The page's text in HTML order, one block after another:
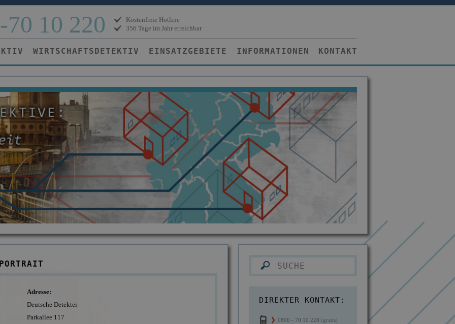
70 10 220
Kostenfreie Hotline
356 Tage im Jahr erreichbar
WIRTSCHAFTSDETEKTIV EINSATZGEBIETE INFORMATIONEN KONTAKT
Adresse:
Deutsche Detektei
Parkallee 117
DIREKTER KONTAKT:
0800 - 70 10 220 (gratis)